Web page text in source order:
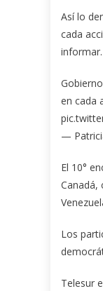
Así lo
cada
informar.
en cada
—
El 10°
Canadá,
Los
Telesur